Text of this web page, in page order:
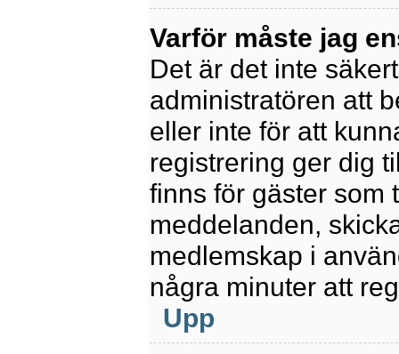
Varför måste jag
Det är det inte
administratören att
eller inte för att
registrering ger dig
finns för gäster som
meddelanden,
medlemskap i
några minuter att
Upp